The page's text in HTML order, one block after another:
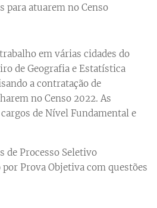
para atuarem no Censo
em várias cidades do
de Geografia e Estatística
a contratação de
no Censo 2022. As
de Nível Fundamental e
de Processo Seletivo
Prova Objetiva com questões